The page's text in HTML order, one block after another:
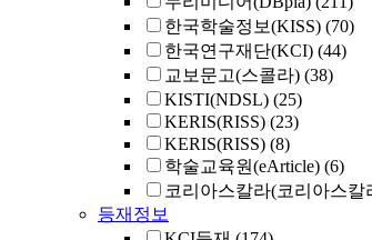
한국학술정보(KISS) (70)
한국연구재단(KCI) (44)
교보문고(스콜라) (38)
KISTI(NDSL) (25)
KERIS(RISS) (23)
KERIS(RISS) (8)
학술교육원(eArticle) (6)
코리아스칼라(코리아스칼
등재정보